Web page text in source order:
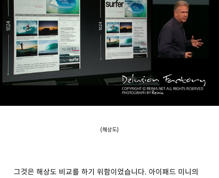
(해상도)
그것은 해상도 비교를 하기 위함이었습니다. 아이패드 미니의